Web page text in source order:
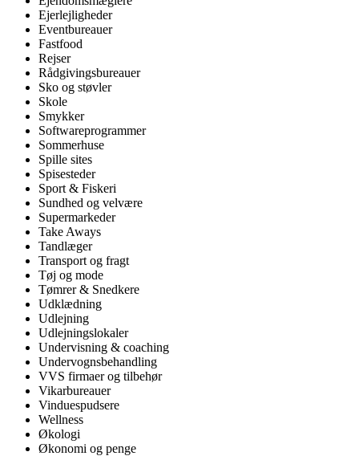
Ejerlejligheder
Eventbureauer
Fastfood
Rejser
Rådgivingsbureauer
Sko og støvler
Skole
Smykker
Softwareprogrammer
Sommerhuse
Spille sites
Spisesteder
Sport & Fiskeri
Sundhed og velvære
Supermarkeder
Take Aways
Tandlæger
Transport og fragt
Tøj og mode
Tømrer & Snedkere
Udklædning
Udlejning
Udlejningslokaler
Undervisning & coaching
Undervognsbehandling
VVS firmaer og tilbehør
Vikarbureauer
Vinduespudsere
Wellness
Økologi
Økonomi og penge